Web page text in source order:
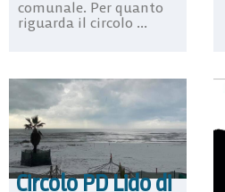
comunale. Per quanto
riguarda il circolo ...
Circolo PD Lido di